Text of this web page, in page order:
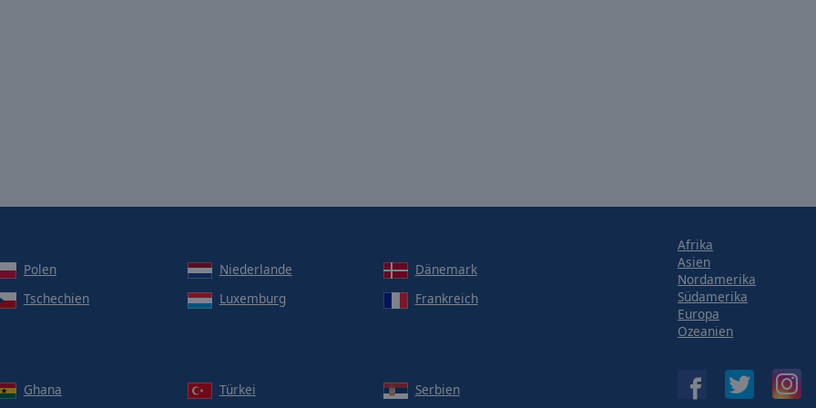
Polen Niederlande
Dänemark
Tschechien Luxemburg
Frankreich
Ghana Türkei Serbien
Afrika
Asien
Nordamerika
Südamerika
Europa
Ozeanien